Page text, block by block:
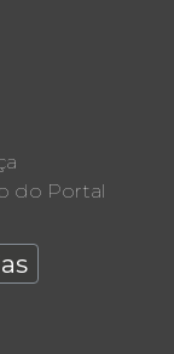
do Portal